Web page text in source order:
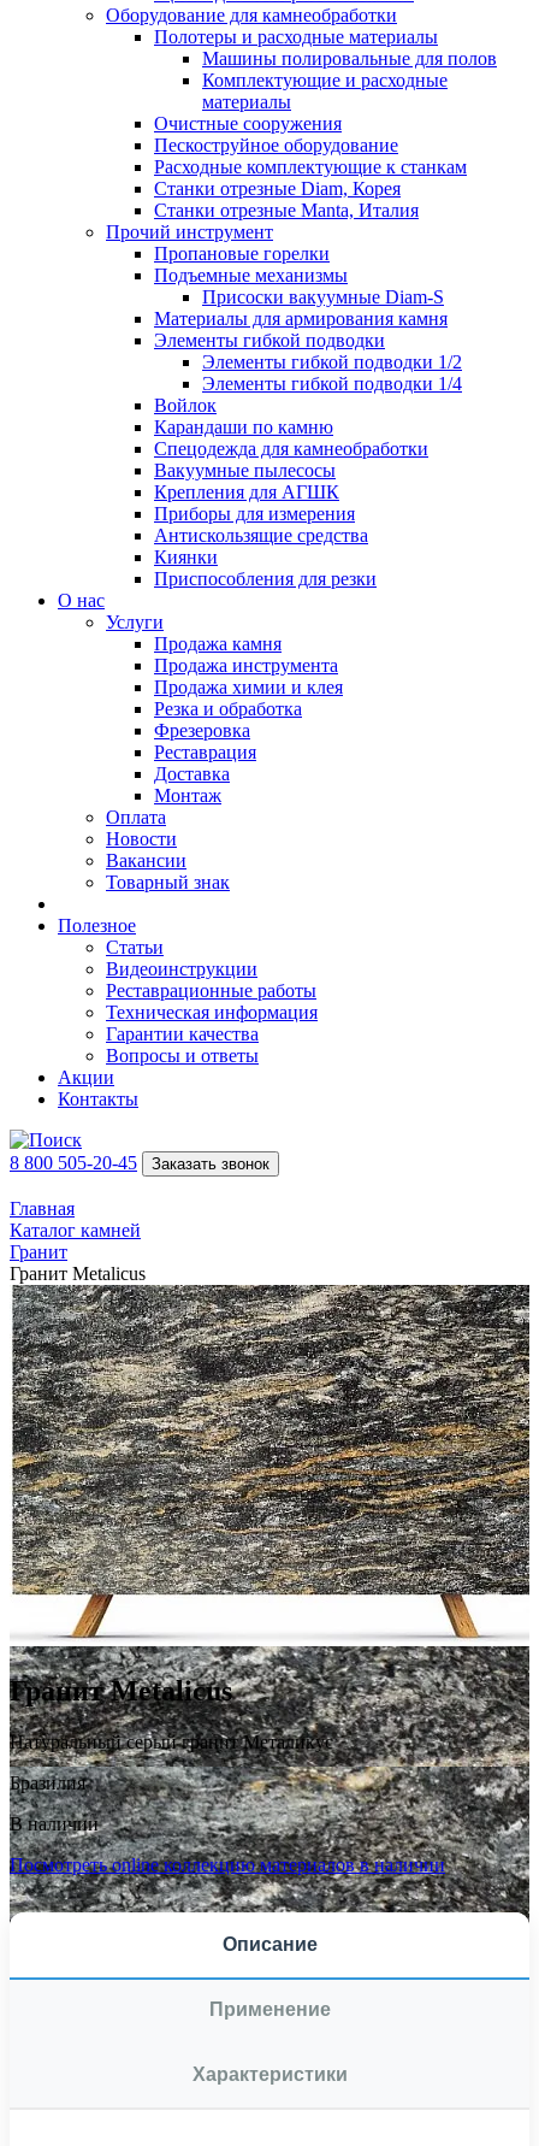
Оборудование для камнеобработки
Полотеры и расходные материалы
Машины полировальные для полов
Комплектующие и расходные
материалы
Очистные сооружения
Пескоструйное оборудование
Расходные комплектующие к станкам
Станки отрезные Diam, Корея
Станки отрезные Manta, Италия
Прочий инструмент
Пропановые горелки
Подъeмные механизмы
Присоски вакуумные Diam-S
Материалы для армирования камня
Элементы гибкой подводки
Элементы гибкой подводки 1/2
Элементы гибкой подводки 1/4
Войлок
Карандаши по камню
Спецодежда для камнеобработки
Вакуумные пылесосы
Крепления для АГШК
Приборы для измерения
Антискользящие средства
Киянки
Приспособления для резки
О нас
Услуги
Продажа камня
Продажа инструмента
Продажа химии и клея
Резка и обработка
Фрезеровка
Реставрация
Доставка
Монтаж
Оплата
Новости
Вакансии
Товарный знак
Полезное
Статьи
Видеоинструкции
Реставрационные работы
Техническая информация
Гарантии качества
Вопросы и ответы
Акции
Контакты
8 800 505-20-45 Заказать звонок
Главная
Каталог камней
Гранит
Гранит Metalicus
Гранит Metalicus
Натуральный серый гранит Металикус
Бразилия
В наличии
Посмотреть online коллекцию материалов в наличии
Описание
Применение
Характеристики